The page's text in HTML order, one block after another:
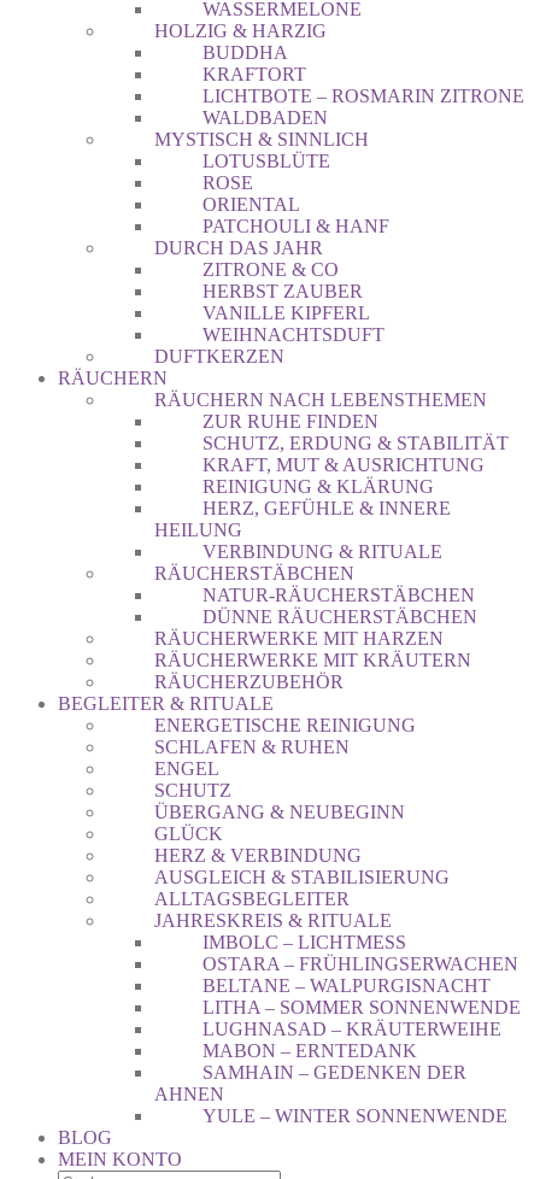
WASSERMELONE
HOLZIG & HARZIG
BUDDHA
KRAFTORT
LICHTBOTE – ROSMARIN ZITRONE
WALDBADEN
MYSTISCH & SINNLICH
LOTUSBLÜTE
ROSE
ORIENTAL
PATCHOULI & HANF
DURCH DAS JAHR
ZITRONE & CO
HERBST ZAUBER
VANILLE KIPFERL
WEIHNACHTSDUFT
DUFTKERZEN
RÄUCHERN
RÄUCHERN NACH LEBENSTHEMEN
ZUR RUHE FINDEN
SCHUTZ, ERDUNG & STABILITÄT
KRAFT, MUT & AUSRICHTUNG
REINIGUNG & KLÄRUNG
HERZ, GEFÜHLE & INNERE
HEILUNG
VERBINDUNG & RITUALE
RÄUCHERSTÄBCHEN
NATUR-RÄUCHERSTÄBCHEN
DÜNNE RÄUCHERSTÄBCHEN
RÄUCHERWERKE MIT HARZEN
RÄUCHERWERKE MIT KRÄUTERN
RÄUCHERZUBEHÖR
BEGLEITER & RITUALE
ENERGETISCHE REINIGUNG
SCHLAFEN & RUHEN
ENGEL
SCHUTZ
ÜBERGANG & NEUBEGINN
GLÜCK
HERZ & VERBINDUNG
AUSGLEICH & STABILISIERUNG
ALLTAGSBEGLEITER
JAHRESKREIS & RITUALE
IMBOLC – LICHTMESS
OSTARA – FRÜHLINGSERWACHEN
BELTANE – WALPURGISNACHT
LITHA – SOMMER SONNENWENDE
LUGHNASAD – KRÄUTERWEIHE
MABON – ERNTEDANK
SAMHAIN – GEDENKEN DER
AHNEN
YULE – WINTER SONNENWENDE
BLOG
MEIN KONTO